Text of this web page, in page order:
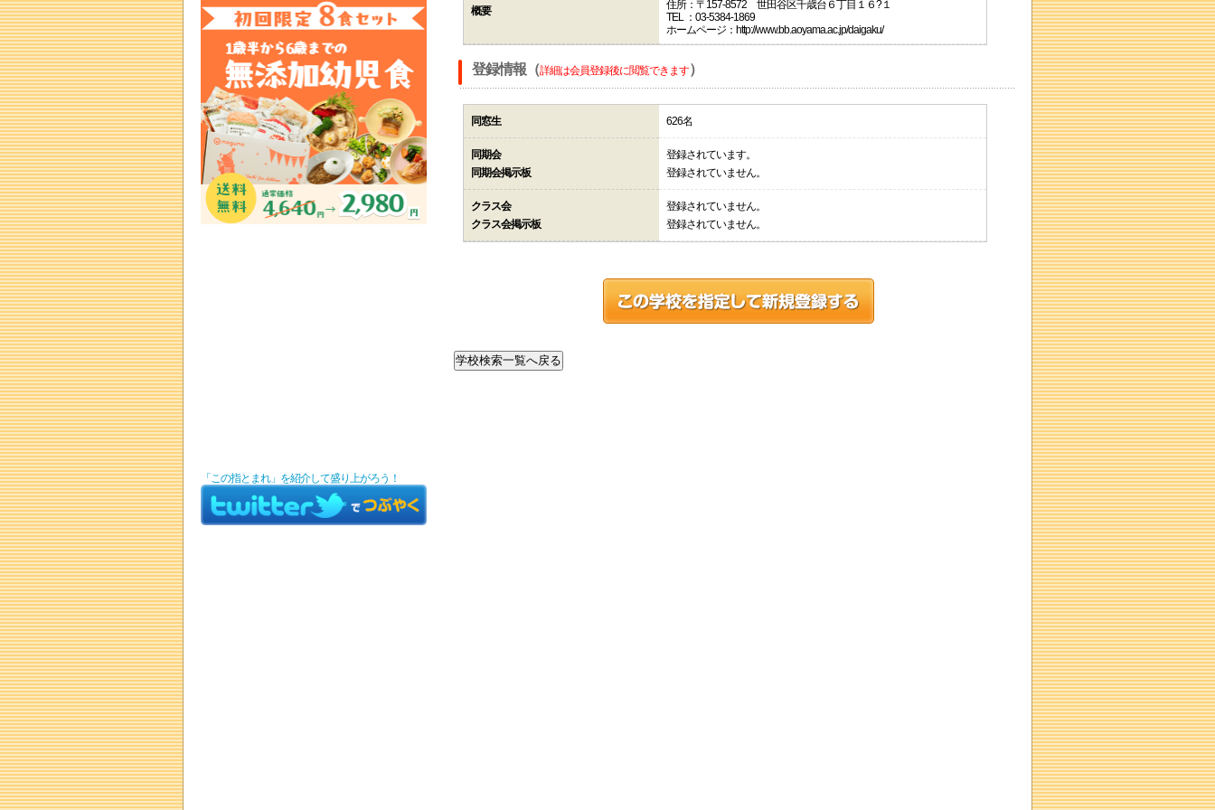
概要
住所：〒157-8572 世田谷区千歳台６丁目１６?１
TEL ：03-5384-1869
ホームページ：http://www.bb.aoyama.ac.jp/daigaku/
登録情報（詳細は会員登録後に閲覧できます）
同窓生 626名
同期会
同期会掲示板
登録されています。
登録されていません。
クラス会
クラス会掲示板
登録されていません。
登録されていません。
「この指とまれ」を紹介して盛り上がろう！